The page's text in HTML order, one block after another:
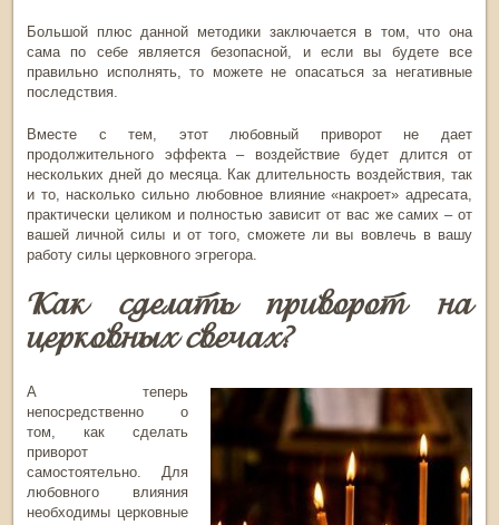
Большой плюс данной методики заключается в том, что она
сама по себе является безопасной, и если вы будете все
правильно исполнять, то можете не опасаться за негативные
последствия.
Вместе с тем, этот любовный приворот не дает
продолжительного эффекта – воздействие будет длится от
нескольких дней до месяца. Как длительность воздействия, так
и то, насколько сильно любовное влияние «накроет» адресата,
практически целиком и полностью зависит от вас же самих – от
вашей личной силы и от того, сможете ли вы вовлечь в вашу
работу силы церковного эгрегора.
Как сделать приворот на
церковных свечах?
А теперь
непосредственно о
том, как сделать
приворот
самостоятельно. Для
любовного влияния
необходимы церковные